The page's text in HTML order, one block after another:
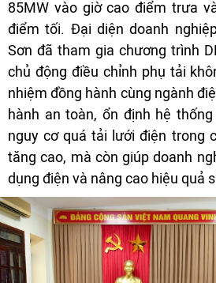
85MW vào giờ cao điểm trưa
điểm tối. Đại diện doanh
Sơn đã tham gia chương trình
chủ động điều chỉnh phụ tải
nhiệm đồng hành cùng ngành
hành an toàn, ổn định hệ
nguy cơ quá tải lưới điện trong
tăng cao, mà còn giúp doanh
dụng điện và nâng cao hiệu quả